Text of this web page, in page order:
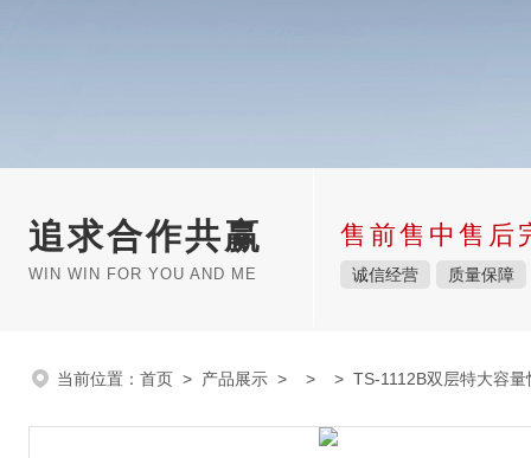
追求合作共赢
WIN WIN FOR YOU AND ME
售前售中售后
诚信经营 质量保障
当前位置： 首页 > 产品展示 > > > TS-1112B双层特大容量